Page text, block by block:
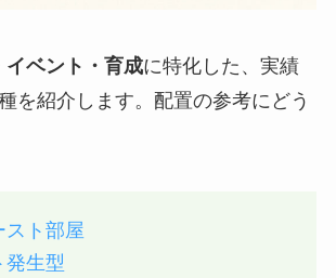
イベント・育成に特化した、実績
を紹介します。配置の参考にどう
スト部屋
発生型